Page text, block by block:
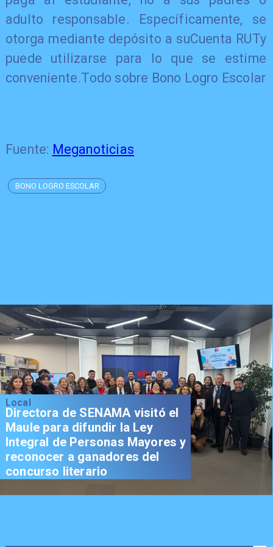
adulto responsable. Específicamente, se
otorga mediante depósito a suCuenta RUTy
puede utilizarse para lo que se estime
conveniente.Todo sobre Bono Logro Escolar
Fuente: Meganoticias
BONO LOGRO ESCOLAR
Local
Directora de SENAMA visitó el
Maule para difundir la Ley
Integral de Personas Mayores y
reconocer a ganadores del
concurso literario